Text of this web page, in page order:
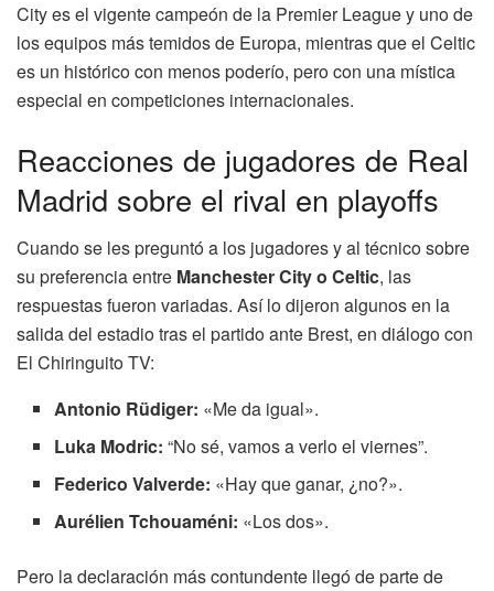
City es el vigente campeón de la Premier League y uno de
los equipos más temidos de Europa, mientras que el Celtic
es un histórico con menos poderío, pero con una mística
especial en competiciones internacionales.
Reacciones de jugadores de Real
Madrid sobre el rival en playoffs
Cuando se les preguntó a los jugadores y al técnico sobre
su preferencia entre Manchester City o Celtic, las
respuestas fueron variadas. Así lo dijeron algunos en la
salida del estadio tras el partido ante Brest, en diálogo con
El Chiringuito TV:
Antonio Rüdiger: «Me da igual».
Luka Modric: “No sé, vamos a verlo el viernes”.
Federico Valverde: «Hay que ganar, ¿no?».
Aurélien Tchouaméni: «Los dos».
Pero la declaración más contundente llegó de parte de